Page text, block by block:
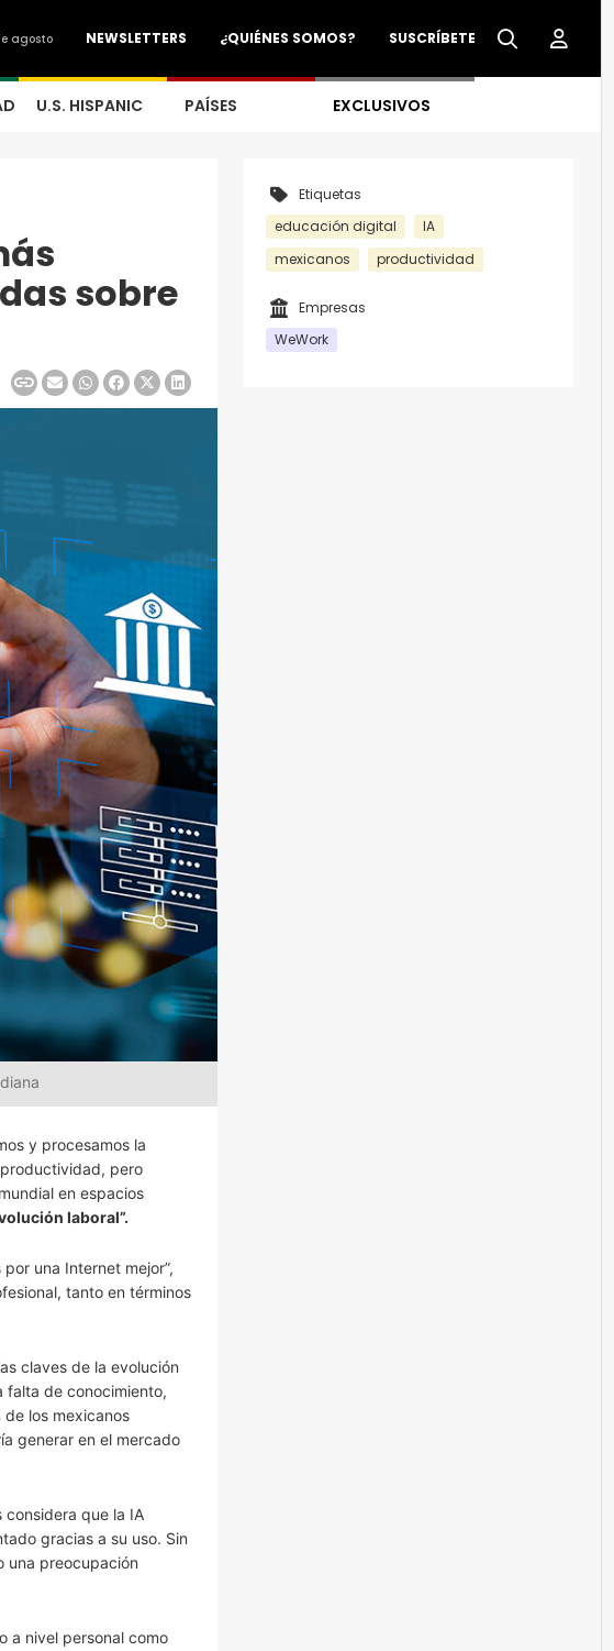
SUSCRÍBETE
¿QUIÉNES SOMOS?
NEWSLETTERS
agosto
U.S. HISPANIC PAÍSES EXCLUSIVOS
sobre
y procesamos la
pero
en espacios
laboral”.
una Internet mejor”,
tanto en términos
claves de la evolución
falta de conocimiento,
de los mexicanos
generar en el mercado
considera que la IA
gracias a su uso. Sin
una preocupación
a nivel personal como
Etiquetas
educación digital
IA
mexicanos
productividad
Empresas
WeWork